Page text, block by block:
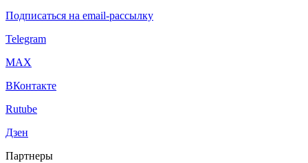
Подписаться на email-рассылку
Telegram
МАХ
ВКонтакте
Rutube
Дзен
Партнеры